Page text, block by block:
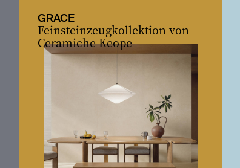
GRACE
Feinsteinzeugkollektion von
Ceramiche Keope